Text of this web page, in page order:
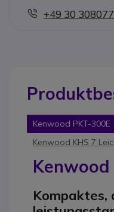
+49 30
Kenwood PKT-300E
Kenwood KHS 7
Kenwood
Kompaktes,